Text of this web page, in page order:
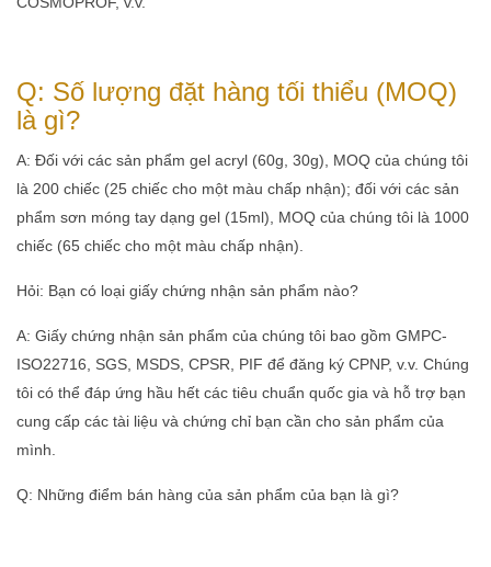
Q: Số lượng đặt hàng tối thiểu (MOQ)
là gì?
A: Đối với các sản phẩm gel acryl (60g, 30g), MOQ của chúng tôi
là 200 chiếc (25 chiếc cho một màu chấp nhận); đối với các sản
phẩm sơn móng tay dạng gel (15ml), MOQ của chúng tôi là 1000
chiếc (65 chiếc cho một màu chấp nhận).
Hỏi: Bạn có loại giấy chứng nhận sản phẩm nào?
A: Giấy chứng nhận sản phẩm của chúng tôi bao gồm GMPC-
ISO22716, SGS, MSDS, CPSR, PIF để đăng ký CPNP, v.v. Chúng
tôi có thể đáp ứng hầu hết các tiêu chuẩn quốc gia và hỗ trợ bạn
cung cấp các tài liệu và chứng chỉ bạn cần cho sản phẩm của
mình.
Q: Những điểm bán hàng của sản phẩm của bạn là gì?